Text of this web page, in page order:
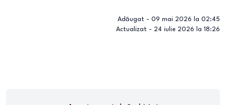
Adăugat - 09 mai 2026 la 02:45
Actualizat - 24 iulie 2026 la 18:26